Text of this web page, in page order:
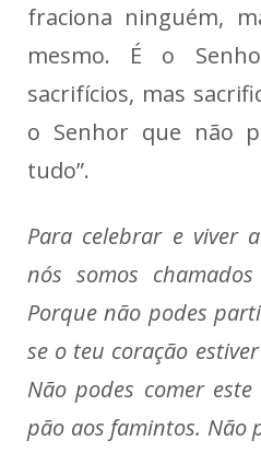
fraciona ninguém,
mesmo. É o
sacrifícios, mas
o Senhor que não
tudo”.
Para celebrar e viver
nós somos
Porque não podes
se o teu coração
Não podes comer
pão aos famintos. Não